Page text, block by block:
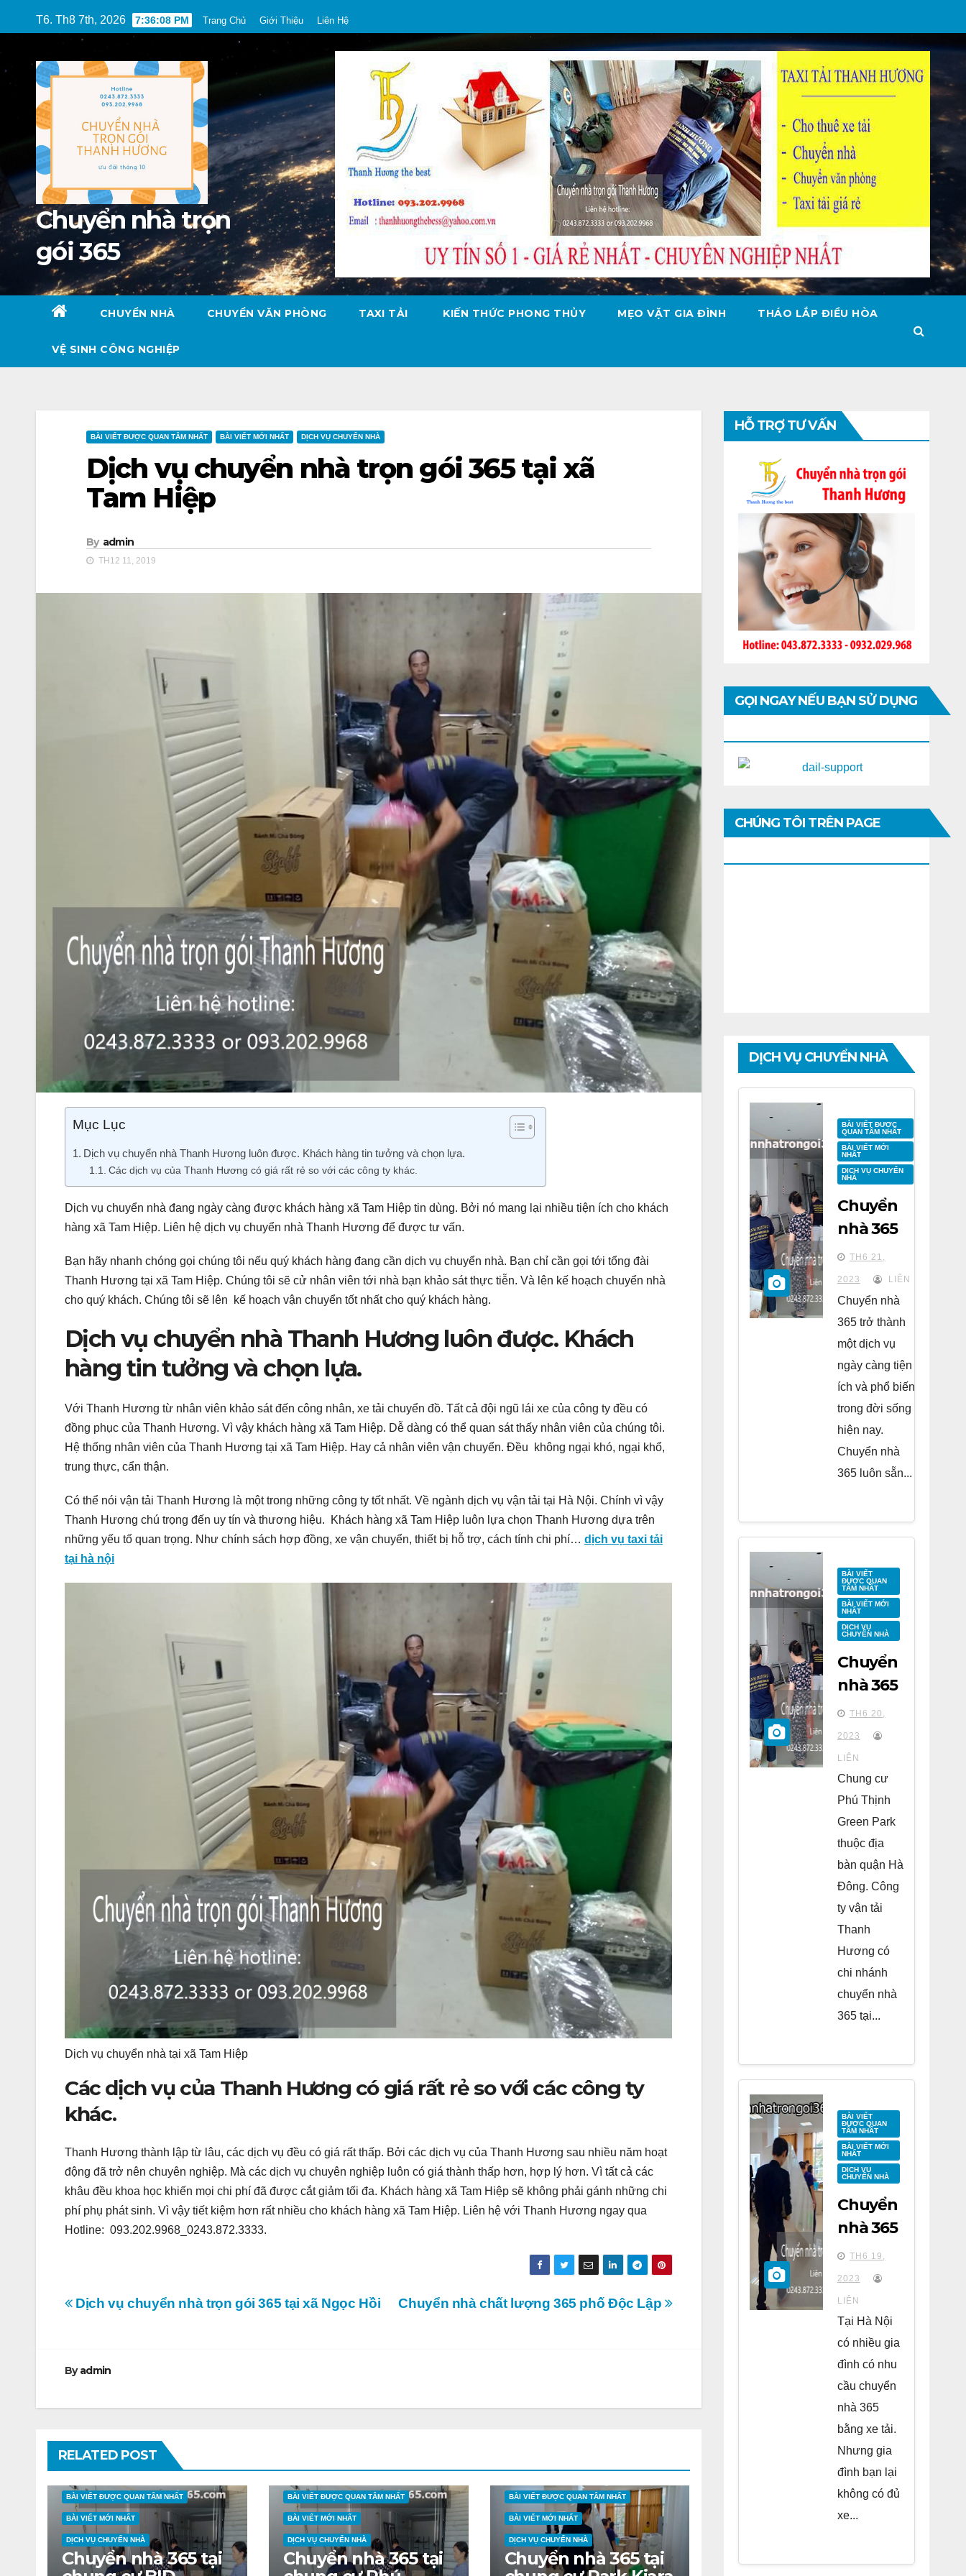
to
T6. Th8 7th, 2026 7:36:09 PM Trang Chủ Giới Thiệu Liên Hệ
Chuyển nhà trọn
gói 365
CHUYỂN NHÀ CHUYỂN VĂN PHÒNG TAXI TẢI KIẾN THỨC PHONG THỦY MẸO VẶT GIA ĐÌNH THÁO LẮP ĐIỀU HÒA
VỆ SINH CÔNG NGHIỆP
BÀI VIẾT ĐƯỢC QUAN TÂM NHẤT BÀI VIẾT MỚI NHẤT DỊCH VỤ CHUYỂN NHÀ
Dịch vụ chuyển nhà trọn gói 365 tại xã
Tam Hiệp
By admin
TH12 11, 2019
Mục Lục
Dịch vụ chuyển nhà Thanh Hương luôn được. Khách hàng tin tưởng và chọn lựa.
Các dịch vụ của Thanh Hương có giá rất rẻ so với các công ty khác.
Dịch vụ chuyển nhà đang ngày càng được khách hàng xã Tam Hiệp tin dùng. Bởi nó mang lại nhiều tiện ích cho khách
hàng xã Tam Hiệp. Liên hệ dịch vụ chuyển nhà Thanh Hương để được tư vấn.
Bạn hãy nhanh chóng gọi chúng tôi nếu quý khách hàng đang cần dịch vụ chuyển nhà. Bạn chỉ cần gọi tới tổng đài
Thanh Hương tại xã Tam Hiệp. Chúng tôi sẽ cử nhân viên tới nhà bạn khảo sát thực tiễn. Và lên kế hoạch chuyển nhà
cho quý khách. Chúng tôi sẽ lên kế hoạch vận chuyển tốt nhất cho quý khách hàng.
Dịch vụ chuyển nhà Thanh Hương luôn được. Khách
hàng tin tưởng và chọn lựa.
Với Thanh Hương từ nhân viên khảo sát đến công nhân, xe tải chuyển đồ. Tất cả đội ngũ lái xe của công ty đều có
đồng phục của Thanh Hương. Vì vậy khách hàng xã Tam Hiệp. Dễ dàng có thể quan sát thấy nhân viên của chúng tôi.
Hệ thống nhân viên của Thanh Hương tại xã Tam Hiệp. Hay cả nhân viên vận chuyển. Đều không ngại khó, ngại khổ,
trung thực, cẩn thận.
Có thể nói vận tải Thanh Hương là một trong những công ty tốt nhất. Về ngành dịch vụ vận tải tại Hà Nội. Chính vì vậy
Thanh Hương chú trọng đến uy tín và thương hiệu. Khách hàng xã Tam Hiệp luôn lựa chọn Thanh Hương dựa trên
những yếu tố quan trọng. Như chính sách hợp đồng, xe vận chuyển, thiết bị hỗ trợ, cách tính chi phí… dịch vụ taxi tải
tại hà nội
Dịch vụ chuyển nhà tại xã Tam Hiệp
Các dịch vụ của Thanh Hương có giá rất rẻ so với các công ty
khác.
Thanh Hương thành lập từ lâu, các dịch vụ đều có giá rất thấp. Bởi các dịch vụ của Thanh Hương sau nhiều năm hoạt
động đã trở nên chuyên nghiệp. Mà các dịch vụ chuyên nghiệp luôn có giá thành thấp hơn, hợp lý hơn. Vì tất cả các
khâu đều khoa học khiến mọi chi phí đã được cắt giảm tối đa. Khách hàng xã Tam Hiệp sẽ không phải gánh những chi
phí phụ phát sinh. Vì vậy tiết kiệm hơn rất nhiều cho khách hàng xã Tam Hiệp. Liên hệ với Thanh Hương ngay qua
Hotline: 093.202.9968_0243.872.3333.
Điều
bài
Chuyển nhà chất lượng 365 phố Độc Lập
Dịch vụ chuyển nhà trọn gói 365 tại xã Ngọc Hồi
Byadmin
RELATED POST
BÀI VIẾT ĐƯỢC QUAN TÂM NHẤT
BÀI VIẾT MỚI NHẤT
DỊCH VỤ CHUYỂN NHÀ
Chuyển nhà 365 tại
BÀI VIẾT ĐƯỢC QUAN TÂM NHẤT
BÀI VIẾT MỚI NHẤT
DỊCH VỤ CHUYỂN NHÀ
Chuyển nhà 365 tại
BÀI VIẾT ĐƯỢC QUAN TÂM NHẤT
BÀI VIẾT MỚI NHẤT
DỊCH VỤ CHUYỂN NHÀ
Chuyển nhà 365 tại
HỖ TRỢ TƯ VẤN
GỌI NGAY NẾU BẠN SỬ DỤNG
CHÚNG TÔI TRÊN PAGE
DỊCH VỤ CHUYỂN NHÀ
BÀI VIẾT ĐƯỢC
QUAN TÂM NHẤT
BÀI VIẾT MỚI
NHẤT
DỊCH VỤ CHUYỂN
NHÀ
Chuyển
nhà 365
tại chung
cư BID
Residence
Tố Hữu
TH6 21,
2023 LIÊN
Chuyển nhà
365 trở thành
một dịch vụ
ngày càng tiện
ích và phổ biến
trong đời sống
hiện nay.
Chuyển nhà
365 luôn sẵn...
BÀI VIẾT
ĐƯỢC QUAN
TÂM NHẤT
BÀI VIẾT MỚI
NHẤT
DỊCH VỤ
CHUYỂN NHÀ
Chuyển
nhà 365
tại
chung
cư Phú
Thịnh
Green
Park Hà
Đông
TH6 20,
2023
LIÊN
Chung cư
Phú Thịnh
Green Park
thuộc địa
bàn quận Hà
Đông. Công
ty vận tải
Thanh
Hương có
chi nhánh
chuyển nhà
365 tại...
BÀI VIẾT
ĐƯỢC QUAN
TÂM NHẤT
BÀI VIẾT MỚI
NHẤT
DỊCH VỤ
CHUYỂN NHÀ
Chuyển
nhà 365
tại
chung
cư Park
Kiara Hà
Đông
TH6 19,
2023
LIÊN
Tại Hà Nội
có nhiều gia
đình có nhu
cầu chuyển
nhà 365
bằng xe tải.
Nhưng gia
đình bạn lại
không có đủ
xe...